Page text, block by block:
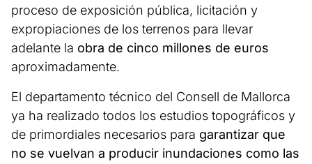
proceso de exposición pública, licitación y
expropiaciones de los terrenos para llevar
adelante la obra de cinco millones de euros
aproximadamente.
El departamento técnico del Consell de Mallorca
ya ha realizado todos los estudios topográficos y
de primordiales necesarios para garantizar que
no se vuelvan a producir inundaciones como las